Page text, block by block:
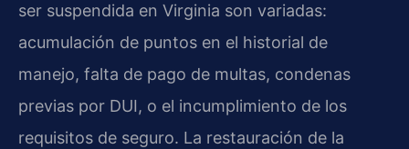
ser suspendida en Virginia son variadas:
acumulación de puntos en el historial de
manejo, falta de pago de multas, condenas
previas por DUI, o el incumplimiento de los
requisitos de seguro. La restauración de la